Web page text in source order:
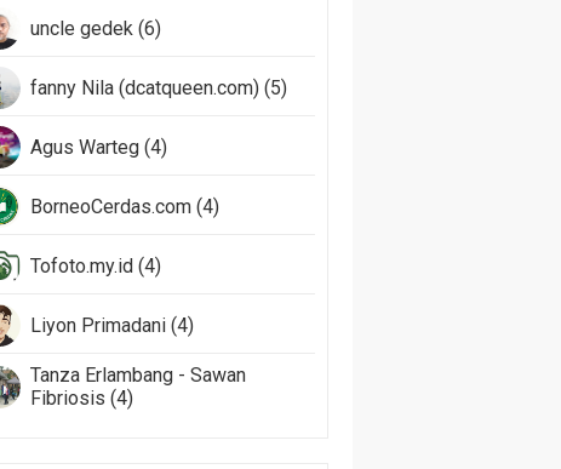
uncle gedek (6)
fanny Nila (dcatqueen.com) (5)
Agus Warteg (4)
BorneoCerdas.com (4)
Tofoto.my.id (4)
Liyon Primadani (4)
Tanza Erlambang - Sawan
Fibriosis (4)